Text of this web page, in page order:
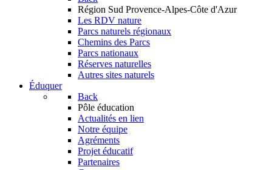
Région Sud Provence-Alpes-Côte d'Azur
Les RDV nature
Parcs naturels régionaux
Chemins des Parcs
Parcs nationaux
Réserves naturelles
Autres sites naturels
Éduquer
Back
Pôle éducation
Actualités en lien
Notre équipe
Agréments
Projet éducatif
Partenaires